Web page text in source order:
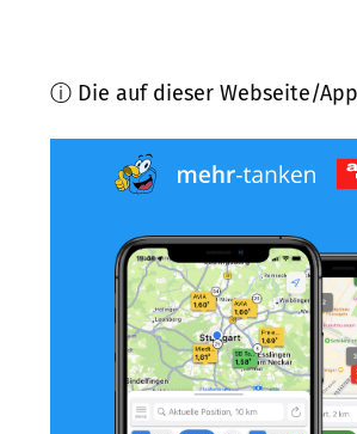
ⓘ Die auf dieser Webseite/